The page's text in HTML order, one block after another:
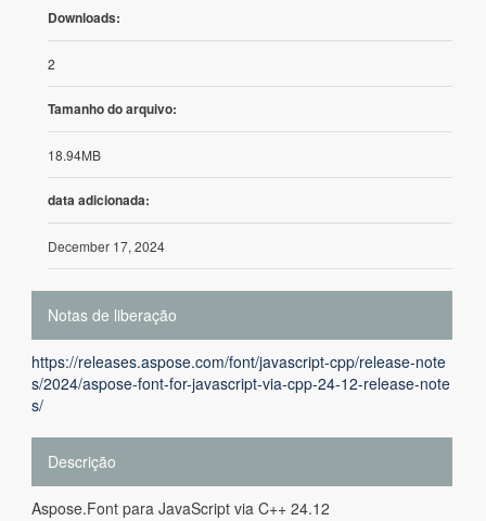
Downloads:
2
Tamanho do arquivo:
18.94MB
data adicionada:
December 17, 2024
Notas de liberação
https://releases.aspose.com/font/javascript-cpp/release-note
s/2024/aspose-font-for-javascript-via-cpp-24-12-release-note
s/
Descrição
Aspose.Font para JavaScript via C++ 24.12